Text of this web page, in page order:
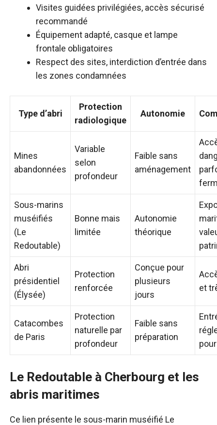
Visites guidées privilégiées, accès sécurisé
recommandé
Équipement adapté, casque et lampe
frontale obligatoires
Respect des sites, interdiction d’entrée dans
les zones condamnées
Type d’abri
Protection
radiologique
Autonomie
Mines
abandonnées
Variable
selon
profondeur
Faible sans
aménagement
Sous-marins
muséifiés
(Le
Redoutable)
Bonne mais
limitée
Autonomie
théorique
Abri
présidentiel
(Élysée)
Protection
renforcée
Conçue pour
plusieurs
jours
et
Catacombes
de Paris
Protection
naturelle par
profondeur
Faible sans
préparation
Le Redoutable à Cherbourg et les
abris maritimes
Ce lien présente le sous-marin muséifié Le